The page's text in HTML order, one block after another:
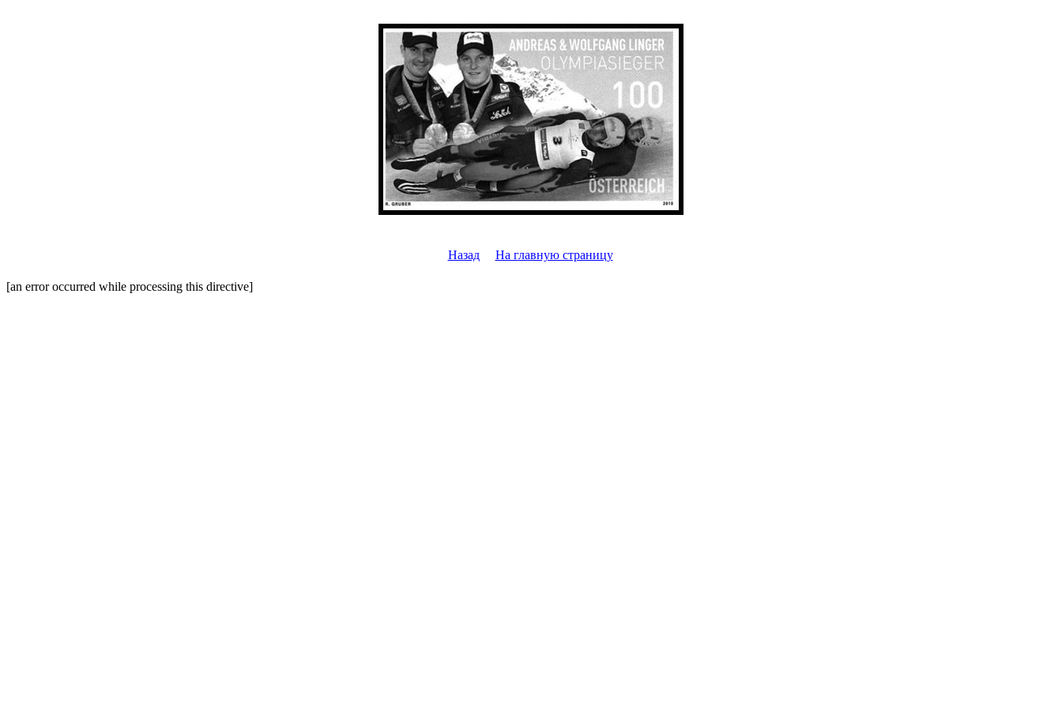
Назад На главную страницу
[an error occurred while processing this directive]